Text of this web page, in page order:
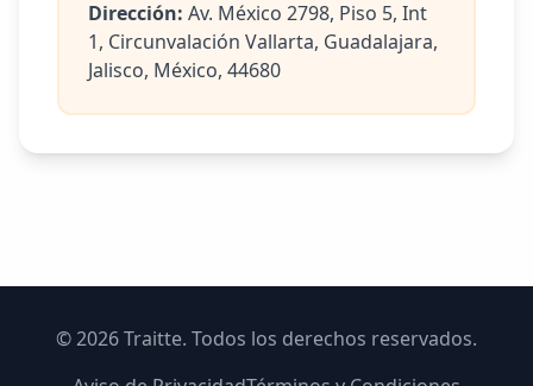
Dirección: Av. México 2798, Piso 5, Int
1, Circunvalación Vallarta, Guadalajara,
Jalisco, México, 44680
©2026Traitte. Todos los derechos reservados.